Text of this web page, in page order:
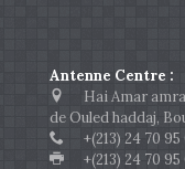
Antenne Centre :
Hai Amar
de Ouled haddaj,
+(213) 24 70 95
+(213) 24 70 95